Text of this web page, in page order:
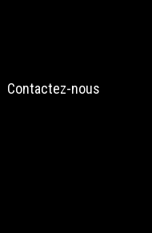
Contactez-nous